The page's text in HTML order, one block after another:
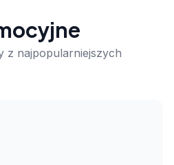
z najpopularniejszych